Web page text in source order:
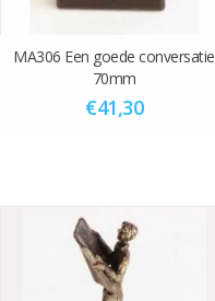
MA306 Een goede conversatie
70mm
€41,30